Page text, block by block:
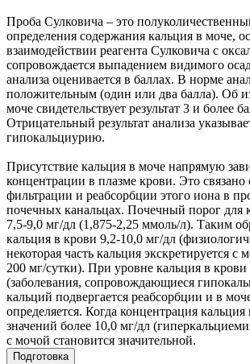
Проба Сулковича – это
определения содержания кальция в моче,
взаимодействии реагента Сулковича с
сопровождается выпадением видимого
анализа оценивается в баллах. В норме
положительным (один или два балла). Об
моче свидетельствует результат 3 и более
Отрицательный результат анализа
гипокальциурию.
Присутствие кальция в моче напрямую
концентрации в плазме крови. Это связано
фильтрации и реабсорбции этого иона в
почечных канальцах. Почечный порог для
7,5-9,0 мг/дл (1,875-2,25 ммоль/л). Таким
кальция в крови 9,2-10,0 мг/дл
некоторая часть кальция экскретируется с
200 мг/сутки). При уровне кальция в
(заболевания, сопровождающиеся
кальций подвергается реабсорбции и в
определяется. Когда концентрация кальция
значений более 10,0 мг/дл
с мочой становится значительной.
Подготовка